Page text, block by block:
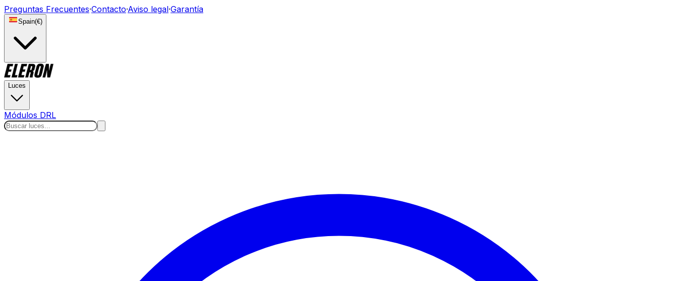
Preguntas Frecuentes·Contacto·Aviso legal·Garantía
Spain(€)
Luces
Módulos DRL